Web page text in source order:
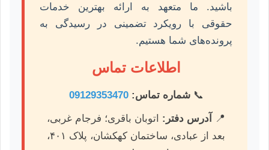
باشید. ما متعهد به ارائه بهترین خدمات
حقوقی با رویکرد تضمینی در رسیدگی به
پرونده‌های شما هستیم.
اطلاعات تماس
📞شماره تماس: 09129353470
📍 آدرس دفتر: اتوبان باقری؛ فرجام غربی،
بعد از عبادی، ساختمان کهکشان، پلاک ۴۰۱،